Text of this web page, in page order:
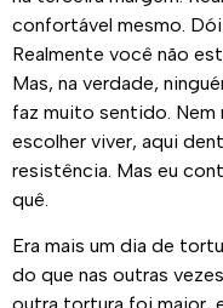
confortável mesmo.
Realmente você não
Mas, na verdade,
faz muito sentido. Nem
escolher viver, aqui
resistência. Mas eu
quê.
Era mais um dia de
do que nas outras